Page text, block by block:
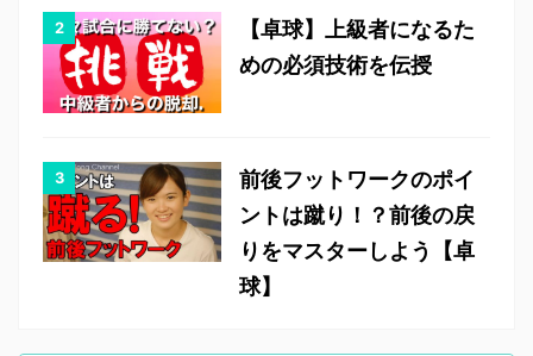
【卓球】上級者になるた
めの必須技術を伝授
前後フットワークのポイ
ントは蹴り！？前後の戻
りをマスターしよう【卓
球】